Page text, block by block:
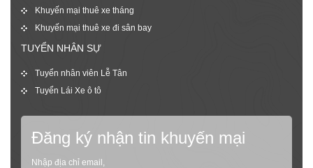
Khuyến mại thuê xe tháng
Khuyến mại thuê xe đi sân bay
TUYỂN NHÂN SỰ
Tuyển nhân viên Lễ Tân
Tuyển Lái Xe ô tô
Đăng ký nhận tin khuyến mại
Nhập địa chỉ email,